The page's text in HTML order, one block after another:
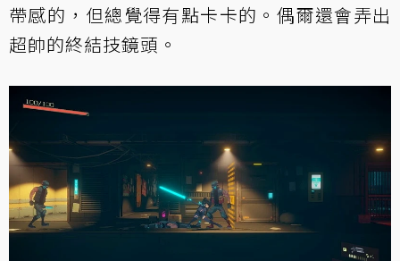
帶感的，但總覺得有點卡卡的。偶爾還會弄出
超帥的終結技鏡頭。